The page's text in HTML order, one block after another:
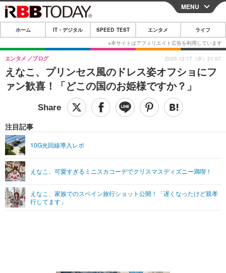
CLOSE
ホーム
IT・デジタル
IT・デジタルTOP スマートフォン
ガジェット・ツール
ショッピング その他
SPEED TEST
エンタメTOP 映画・ドラマ
グラビア ブログ
ショッピング その他
ライフTOP
リリース一覧
プッシュ通知の停止方法
MENU
ホーム IT・デジタル SPEED TEST エンタメ ライフ
えなこ、プリンセス風のドレス姿オフショにフ
ァン歓喜！「どこの国のお姫様ですか？」
エンタメ ブログ
注目記事
10G光回線導入レポ
えなこ、可愛すぎるミニスカコーデでクリスマスディズニー満喫！
えなこ、家族でのスペイン旅行ショット公開！「遅くなったけど親孝
行してます」
2025.12.17（水）21:07